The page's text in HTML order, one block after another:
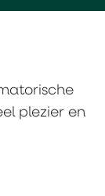
plezier en